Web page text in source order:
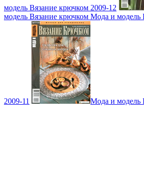
модель Вязание крючком 2009-12
модель Вязание крючком Мода и модель
2009-11 Мода и модель